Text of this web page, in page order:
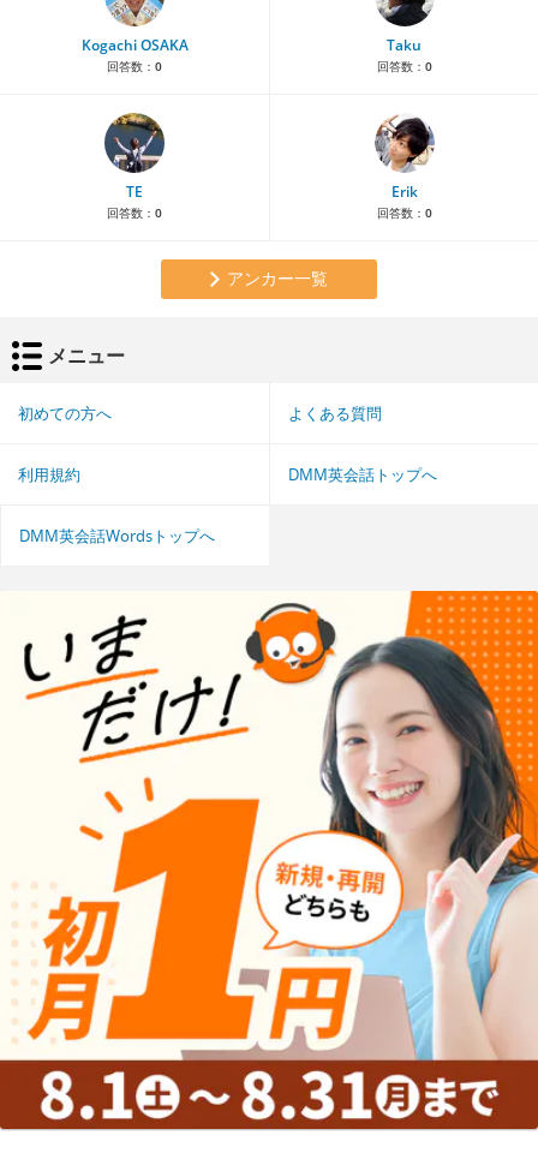
Kogachi OSAKA
回答数： 0
Taku
回答数： 0
TE
回答数： 0
Erik
回答数： 0
アンカー一覧
メニュー
初めての方へ よくある質問
利用規約 DMM英会話トップへ
DMM英会話Wordsトップへ